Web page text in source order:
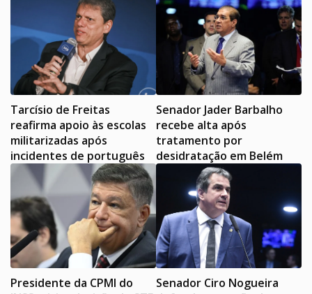
Tarcísio de Freitas
reafirma apoio às escolas
militarizadas após
incidentes de português
Senador Jader Barbalho
recebe alta após
tratamento por
desidratação em Belém
Presidente da CPMI do
Senador Ciro Nogueira